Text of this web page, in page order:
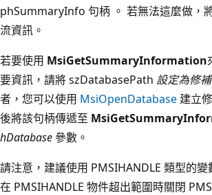
phSummaryInfo 句柄 。 若無法這麼做，
流資訊。
若要使用 MsiGetSummaryInformation
要資訊，請將 szDatabasePath 設定為修
者，您可以使用 MsiOpenDatabase 建立
後將該句柄傳遞至
hDatabase參數。
請注意，建議使用 PMSIHANDLE 類型的
在 PMSIHANDLE 物件超出範圍時關閉